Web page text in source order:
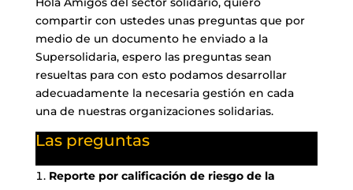
compartir con ustedes unas preguntas que por
medio de un documento he enviado a la
Supersolidaria, espero las preguntas sean
resueltas para con esto podamos desarrollar
adecuadamente la necesaria gestión en cada
una de nuestras organizaciones solidarias.
Las preguntas
Reporte por calificación de riesgo de la